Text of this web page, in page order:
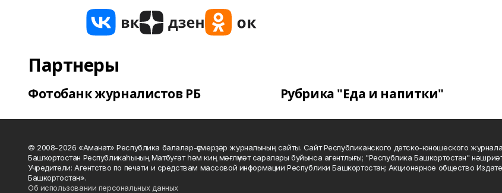
Партнеры
Фотобанк журналистов РБ Рубрика "Еда и напитки"
© 2008-2026 «Аманат» Республика балалар-үҫмерҙәр журналының сайты. Сайт Республиканского детско-юношеского
Башҡортостан Республикаһының Матбуғат һәм киң мәғлүмәт саралары буйынса агентлығы; "Республика Башкортостан"
Учредители: Агентство по печати и средствам массовой информации Республики Башкортостан; Акционерное общество
Башкортостан».
Об использовании персональных данных